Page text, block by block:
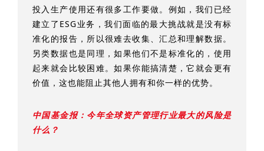
投入生产使用还有很多工作要做。例如，我们已经
建立了 ESG 业务，我们面临的最大挑战就是没有标
准化的报告，所以很难去收集、汇总和理解数据。
另类数据也是同理，如果他们不是标准化的，使用
起来就会比较困难。如果你能搞清楚，它就会更有
价值，这也能阻止其他人拥有和你一样的优势。
中国基金报：今年全球资产管理行业最大的风险是
什么？